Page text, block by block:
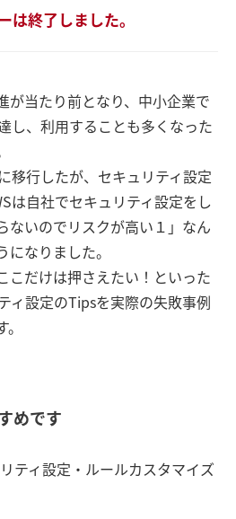
は終了しました。
が当たり前となり、中小企業で
し、利用することも多くなった
移行したが、セキュリティ設定
は自社でセキュリティ設定をし
ないのでリスクが高い１」なん
なりました。
こだけは押さえたい！といった
ィ設定のTipsを実際の失敗事例
めです
ティ設定・ルールカスタマイズ